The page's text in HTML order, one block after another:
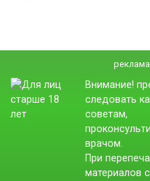
реклама
Внимание!
следовать
советам,
врачом.
При
материалов